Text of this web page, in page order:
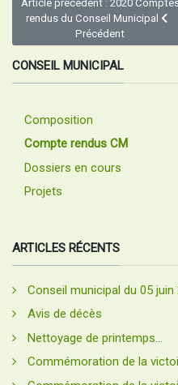
Article précédent : 2020
rendus du Conseil Municipal
Précédent
CONSEIL MUNICIPAL
Composition
Compte rendus CM
Dossiers en cours
Projets
ARTICLES RÉCENTS
Conseil municipal du 05 juin
Avis de décès
Nettoyage de printemps...
Commémoration de la